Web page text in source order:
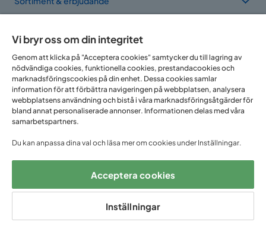
Om Trademax
Vi finns i flera länder
Följ oss på:
Vi bryr oss om din integritet
Genom att klicka på "Acceptera cookies" samtycker du till lagring av
nödvändiga cookies, funktionella cookies, prestandacookies och
marknadsföringscookies på din enhet. Dessa cookies samlar
information för att förbättra navigeringen på webbplatsen, analysera
webbplatsens användning och bistå i våra marknadsföringsåtgärder för
bland annat personaliserade annonser. Informationen delas med våra
samarbetspartners.
Du kan anpassa dina val och läsa mer om cookies under Inställningar.
Acceptera cookies
Inställningar